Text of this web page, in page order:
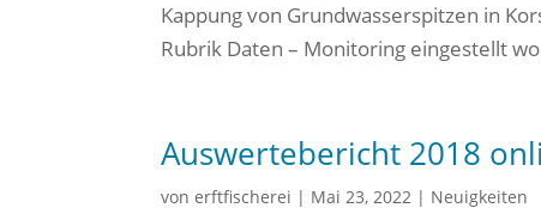
Kappung von Grundwasserspitzen in
Rubrik Daten – Monitoring eingestellt
Auswertebericht 2018
vonerftfischerei | Mai 23, 2022 | Neuigkeiten